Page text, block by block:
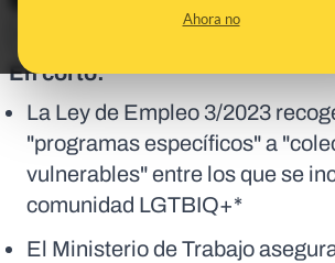
Ahora no
En corto:
La Ley de Empleo 3/2023
"programas específicos" a
vulnerables" entre los que se
comunidad LGTBIQ+*
El Ministerio de Trabajo